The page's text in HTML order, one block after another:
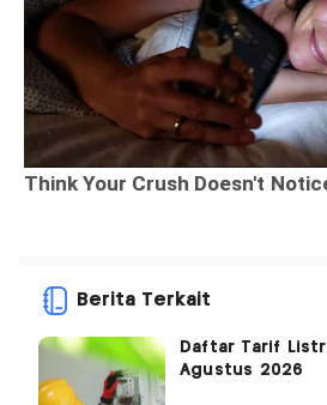
Berita Terkait
Daftar Tarif
Agustus 2026